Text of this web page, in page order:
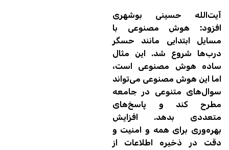
آیت‌الله حسینی بوشهری
افزود: هوش مصنوعی با
مسایل ابتدایی مانند حسگر
درب‌ها شروع شد. این مثال
ساده هوش مصنوعی است،
اما این هوش مصنوعی می‌تواند
سوال‌های متنوعی در جامعه
مطرح کند و پاسخ‌های
متعددی بدهد. افزایش
بهره‌وری برای همه و امنیت و
‌دقت در ذخیره اطلاعات از